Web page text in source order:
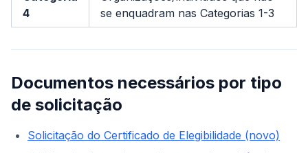
4
se enquadram nas Categorias 1-3
Documentos necessários por tipo
de solicitação
Solicitação do Certificado de Elegibilidade (novo)